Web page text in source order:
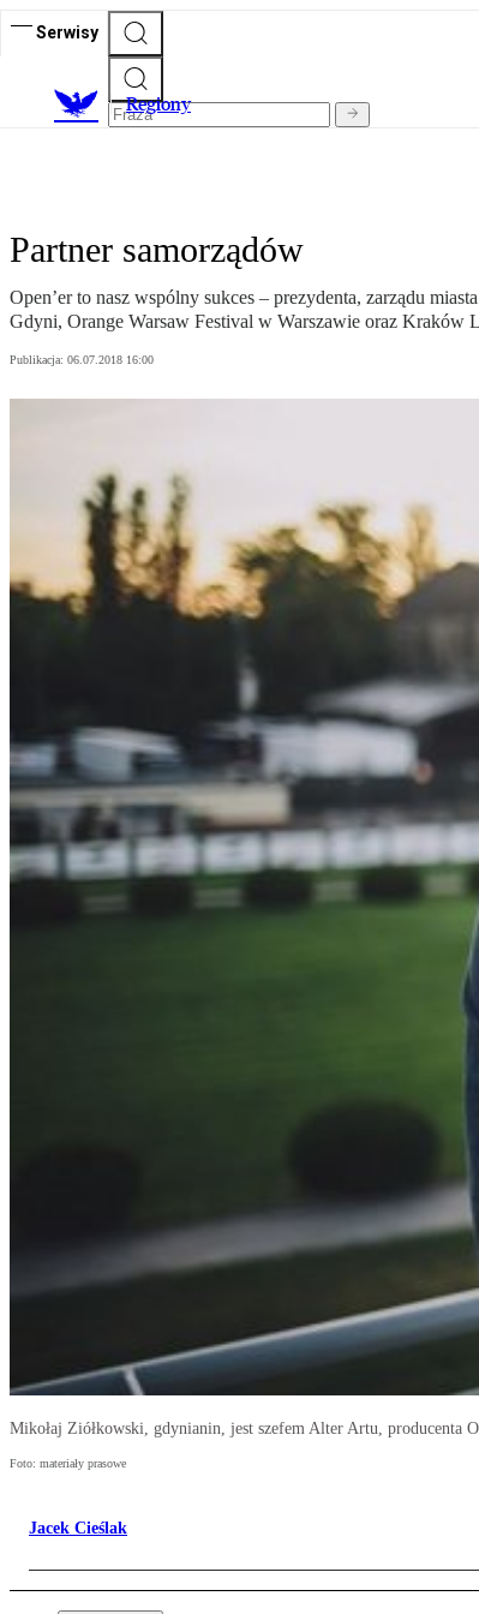
Serwisy
Regiony
Partner samorządów
Open’er to nasz wspólny sukces – prezydenta, zarządu
Gdyni, Orange Warsaw Festival w Warszawie oraz Kraków
Publikacja: 06.07.2018 16:00
Mikołaj Ziółkowski, gdynianin, jest szefem Alter Artu, producenta
Foto: materiały prasowe
Jacek Cieślak